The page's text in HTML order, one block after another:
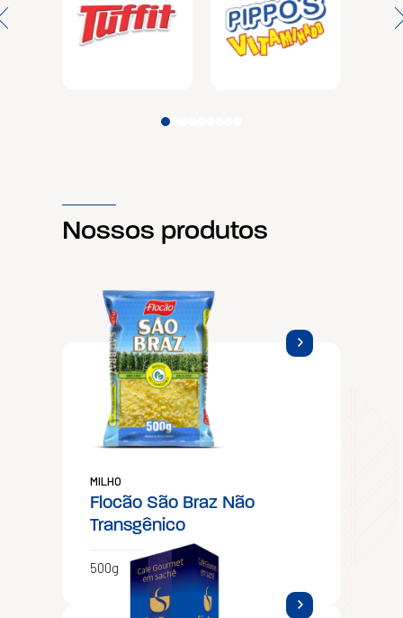
Nossos produtos
MILHO
Flocão São Braz Não
Transgênico
500g